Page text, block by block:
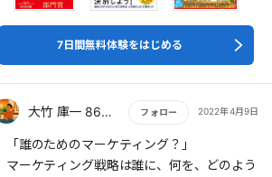
7日間無料体験をはじめる
大竹 庫一 860×Kura フォロー 2022年4月9日
もっと読む
「誰のためのマーケティング？」
マーケティング戦略は誰に、何を、どのよう